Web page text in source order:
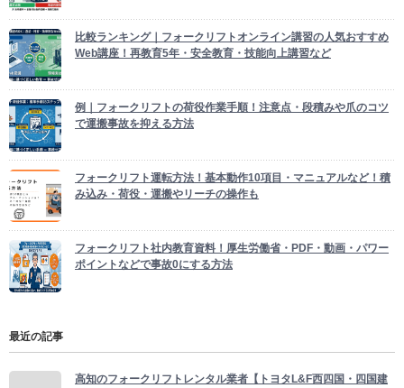
比較ランキング｜フォークリフトオンライン講習の人気おすすめ
Web講座！再教育5年・安全教育・技能向上講習など
例｜フォークリフトの荷役作業手順！注意点・段積みや爪のコツ
で運搬事故を抑える方法
フォークリフト運転方法！基本動作10項目・マニュアルなど！積
み込み・荷役・運搬やリーチの操作も
フォークリフト社内教育資料！厚生労働省・PDF・動画・パワー
ポイントなどで事故0にする方法
最近の記事
高知のフォークリフトレンタル業者【トヨタL&F西四国・四国建